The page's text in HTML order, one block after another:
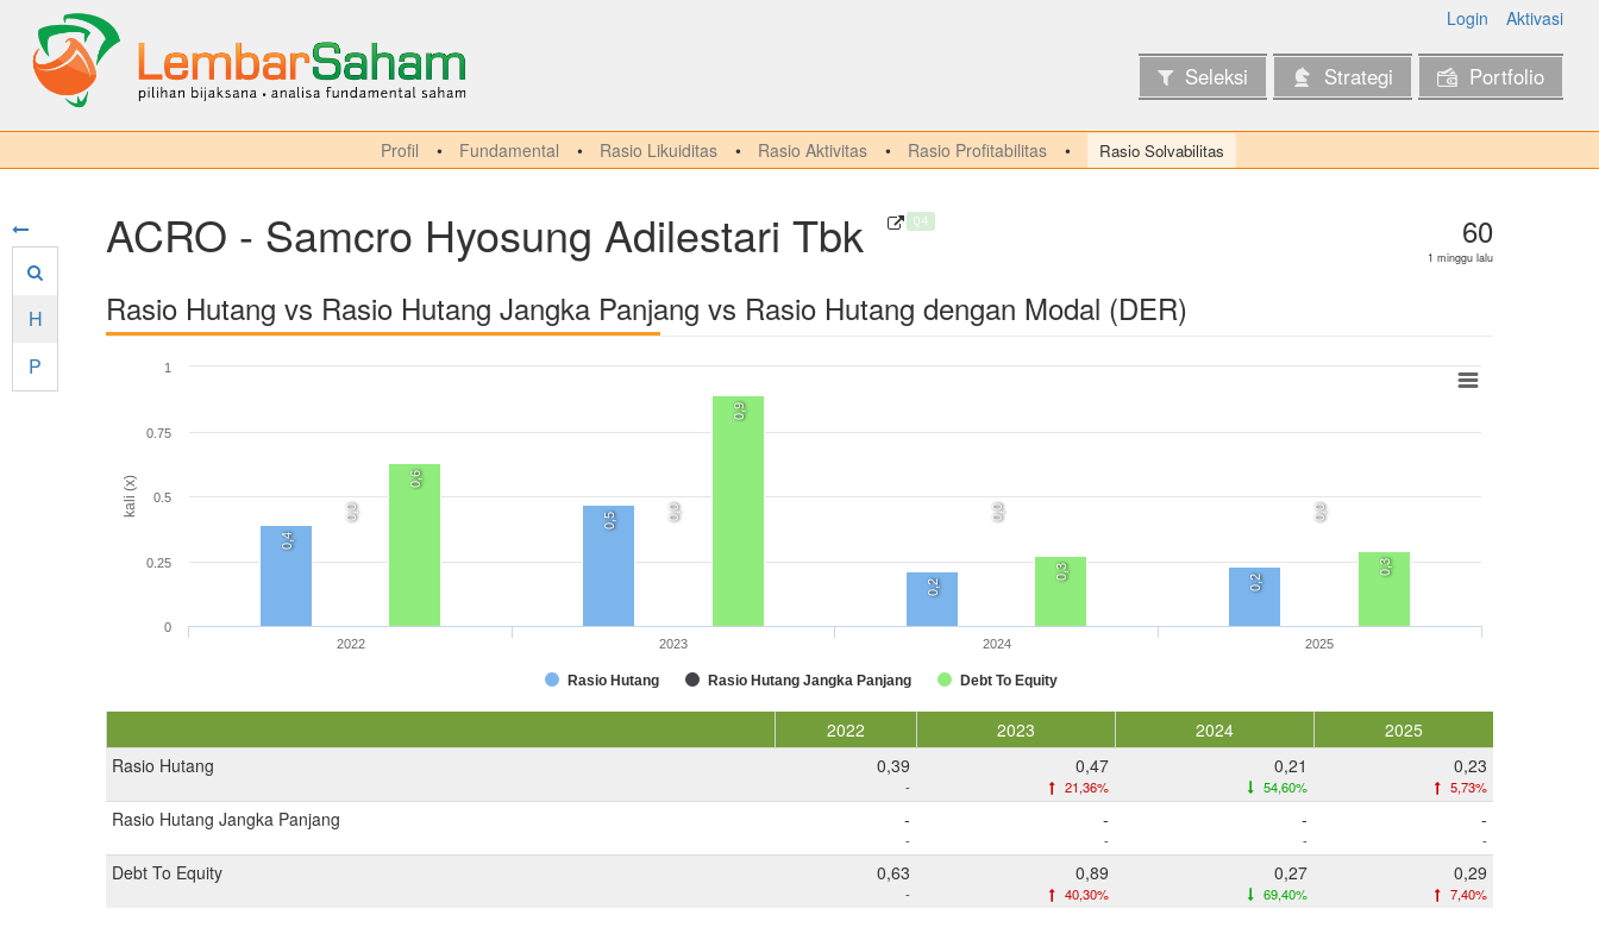
Login Aktivasi
Seleksi Strategi Portfolio
Profil Fundamental Rasio Likuiditas Rasio Aktivitas Rasio Profitabilitas Rasio Solvabilitas
H
P
ACRO - Samcro Hyosung Adilestari Tbk Q4 60
1 minggu lalu
Rasio Hutang vs Rasio Hutang Jangka Panjang vs Rasio Hutang dengan Modal (DER)
kali (x)
0,4
0,5
0,2 0,2
0,0 0,0 0,0 0,0
0,6
0,9
0,3 0,3
Rasio Hutang Rasio Hutang Jangka Panjang Debt To Equity
2022 2023 2024 2025
0
0.25
0.5
0.75
1
2022 2023 2024
2025
Rasio Hutang
0,39
-
0,47
21,36%
0,21
54,60%
0,23
5,73%
Rasio Hutang Jangka Panjang -
-
-
-
-
-
-
-
Debt To Equity 0,63
-
0,89
40,30%
0,27
69,40%
0,29
7,40%